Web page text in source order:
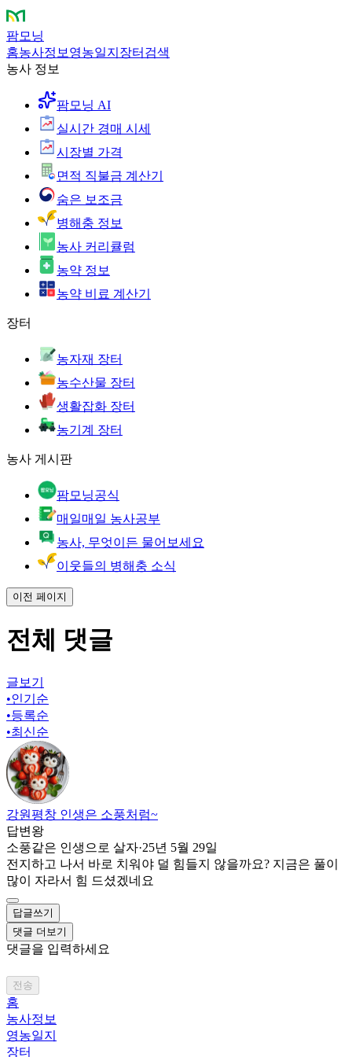
팜모닝
홈농사정보 영농일지 장터 검색
농사 정보
팜모닝 AI
실시간 경매 시세
시장별 가격
면적 직불금 계산기
숨은 보조금
병해충 정보
농사 커리큘럼
농약 정보
농약 비료 계산기
장터
농자재 장터
농수산물 장터
생활잡화 장터
농기계 장터
농사 게시판
팜모닝공식
매일매일 농사공부
농사, 무엇이든 물어보세요
이웃들의 병해충 소식
이전 페이지
전체 댓글
글보기
•인기순
•등록순
•최신순
강원평창 인생은 소풍처럼~
답변왕
소풍같은 인생으로 살자·25년 5월 29일
전지하고 나서 바로 치워야 덜 힘들지 않을까요? 지금은 풀이
많이 자라서 힘 드셨겠네요
답글쓰기
댓글 더보기
댓글을 입력하세요
전송
홈
농사정보
영농일지
장터